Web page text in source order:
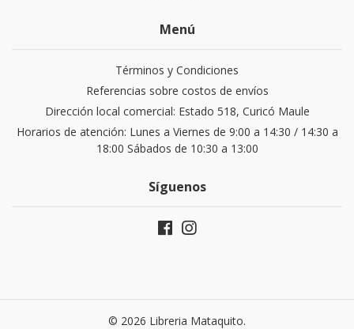
Menú
Términos y Condiciones
Referencias sobre costos de envíos
Dirección local comercial: Estado 518, Curicó Maule
Horarios de atención: Lunes a Viernes de 9:00 a 14:30 / 14:30 a
18:00 Sábados de 10:30 a 13:00
Síguenos
© 2026 Libreria Mataquito.